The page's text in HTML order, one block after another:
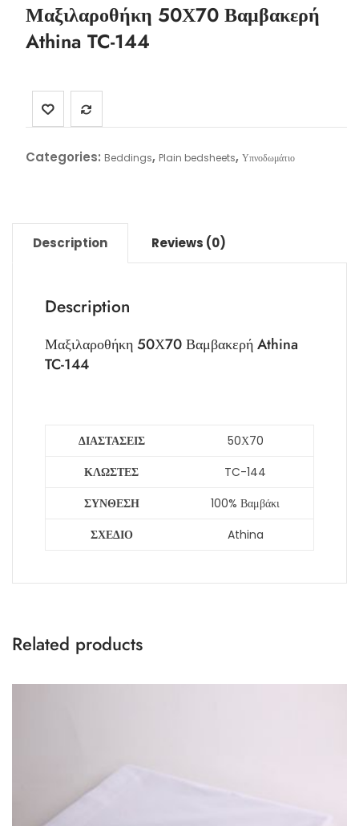
Μαξιλαροθήκη 50Χ70 Βαμβακερή
Athina TC-144
Categories: Beddings, Plain bedsheets, Υπνοδωμάτιο
Description Reviews (0)
Description
Μαξιλαροθήκη 50Χ70 Βαμβακερή Athina
TC-144
ΔΙΑΣΤΑΣΕΙΣ
50Χ70
ΚΛΩΣΤΕΣ
TC-144
ΣΥΝΘΕΣΗ
100% Βαμβάκι
ΣΧΕΔΙΟ
Athina
Related products